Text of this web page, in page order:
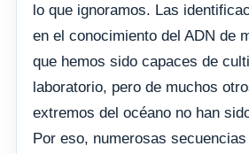
lo que ignoramos. Las
en el conocimiento del ADN de
que hemos sido capaces de
laboratorio, pero de muchos
extremos del océano no han
Por eso, numerosas